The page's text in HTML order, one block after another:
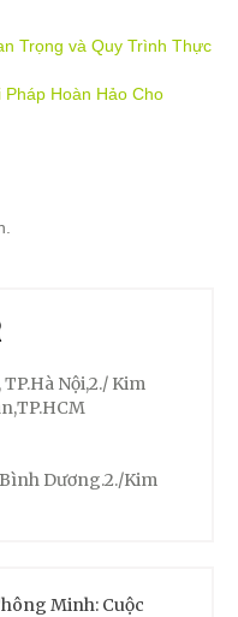
Trọng và Quy Trình Thực
Hoàn Hảo Cho
Nội,2./ Kim
Dương.2./Kim
Minh: Cuộc